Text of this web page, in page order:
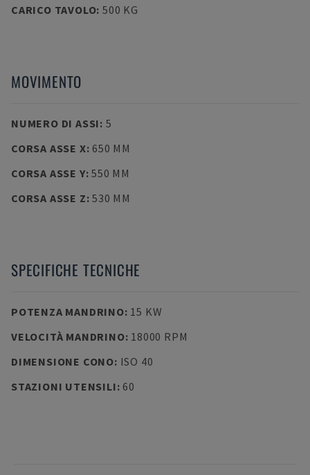
CARICO TAVOLO: 500 KG
MOVIMENTO
NUMERO DI ASSI: 5
CORSA ASSE X: 650 MM
CORSA ASSE Y:550 MM
CORSA ASSE Z:530 MM
SPECIFICHE TECNICHE
POTENZA MANDRINO: 15 KW
VELOCITÀ MANDRINO: 18000 RPM
DIMENSIONE CONO: ISO 40
STAZIONI UTENSILI: 60